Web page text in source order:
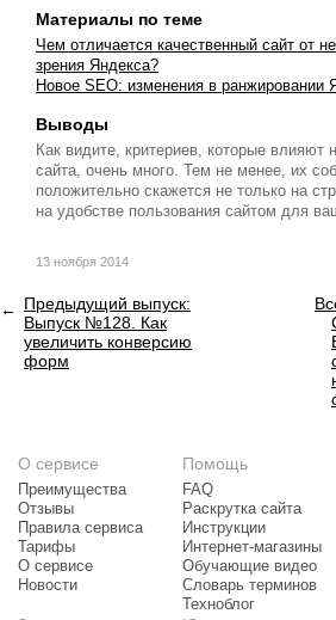
Материалы по теме
Чем отличается качественный сайт от
зрения Яндекса?
Новое SEO: изменения в ранжировании
Выводы
Как видите, критериев, которые влияют
сайта, очень много. Тем не менее, их
положительно скажется не только на
на удобстве пользования сайтом для
13 ноября 2014
Предыдущий выпуск:
Выпуск №128. Как
увеличить конверсию
форм
О сервисе
Преимущества
Отзывы
Правила сервиса
Тарифы
О сервисе
Новости
Помощь
FAQ
Раскрутка сайта
Инструкции
Интернет-магазины
Обучающие видео
Словарь терминов
Техноблог